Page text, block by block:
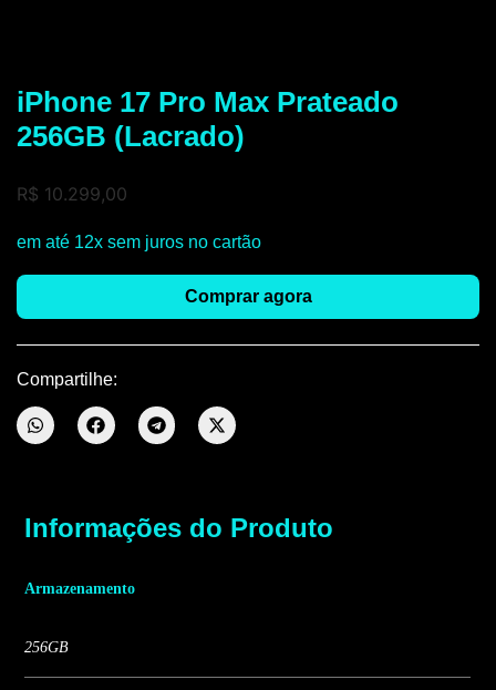
iPhone 17 Pro Max Prateado
256GB (Lacrado)
R$ 10.299,00
em até 12x sem juros no cartão
Comprar agora
Compartilhe:
Informações do Produto
Armazenamento
256GB